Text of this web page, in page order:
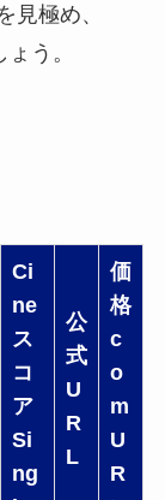
見極め、
う。
Ci
ne
ス
コ
ア
Si
ng
公
式
U
R
L
価
格
c
o
m
U
R